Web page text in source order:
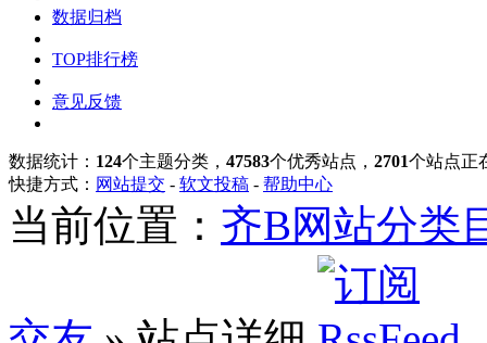
数据归档
TOP排行榜
意见反馈
数据统计： 124个主题分类， 47583个优秀站点， 2701个站点正
快捷方式： 网站提交 - 软文投稿 - 帮助中心
当前位置： 齐B网站分类